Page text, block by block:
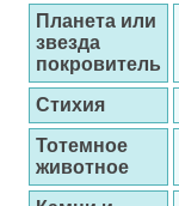
Планета или
звезда
покровитель
Стихия
Тотемное
животное